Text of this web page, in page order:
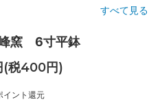
すべて見る
窯 6寸平鉢
税400円)
イント還元